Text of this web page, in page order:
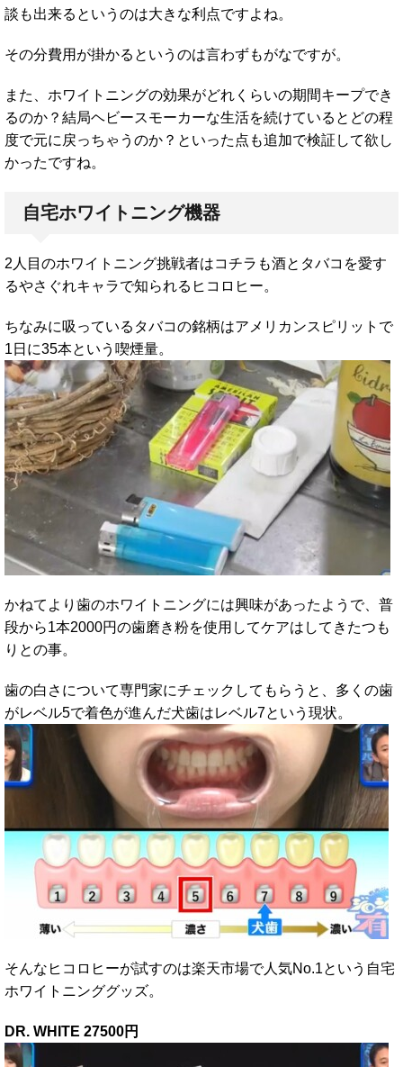
談も出来るというのは大きな利点ですよね。
その分費用が掛かるというのは言わずもがなですが。
また、ホワイトニングの効果がどれくらいの期間キープでき
るのか？結局ヘビースモーカーな生活を続けているとどの程
度で元に戻っちゃうのか？といった点も追加で検証して欲し
かったですね。
自宅ホワイトニング機器
2人目のホワイトニング挑戦者はコチラも酒とタバコを愛す
るやさぐれキャラで知られるヒコロヒー。
ちなみに吸っているタバコの銘柄はアメリカンスピリットで
1日に35本という喫煙量。
かねてより歯のホワイトニングには興味があったようで、普
段から1本2000円の歯磨き粉を使用してケアはしてきたつも
りとの事。
歯の白さについて専門家にチェックしてもらうと、多くの歯
がレベル5で着色が進んだ犬歯はレベル7という現状。
そんなヒコロヒーが試すのは楽天市場で人気No.1という自宅
ホワイトニンググッズ。
DR. WHITE 27500円